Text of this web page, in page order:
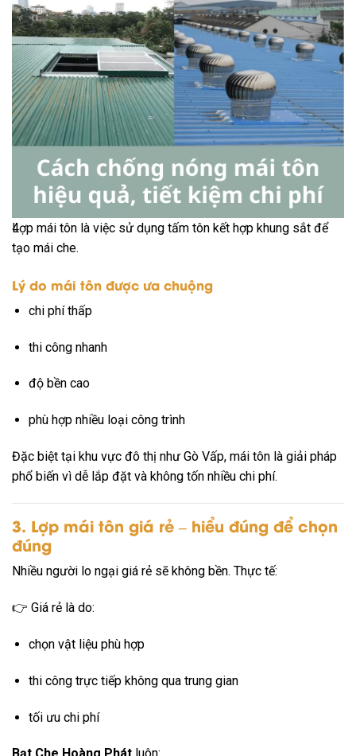
4
Lợp mái tôn là việc sử dụng tấm tôn kết hợp khung sắt để
tạo mái che.
Lý do mái tôn được ưa chuộng
chi phí thấp
thi công nhanh
độ bền cao
phù hợp nhiều loại công trình
Đặc biệt tại khu vực đô thị như Gò Vấp, mái tôn là giải pháp
phổ biến vì dễ lắp đặt và không tốn nhiều chi phí.
3. Lợp mái tôn giá rẻ – hiểu đúng để chọn
đúng
Nhiều người lo ngại giá rẻ sẽ không bền. Thực tế:
👉 Giá rẻ là do:
chọn vật liệu phù hợp
thi công trực tiếp không qua trung gian
tối ưu chi phí